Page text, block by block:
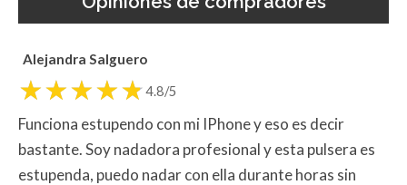
Alejandra Salguero
4.8/5
Funciona estupendo con mi IPhone y eso es decir
bastante. Soy nadadora profesional y esta pulsera es
estupenda, puedo nadar con ella durante horas sin